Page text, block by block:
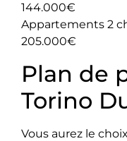
144.000€
Appartements 2
205.000€
Plan de
Torino
Vous aurez le